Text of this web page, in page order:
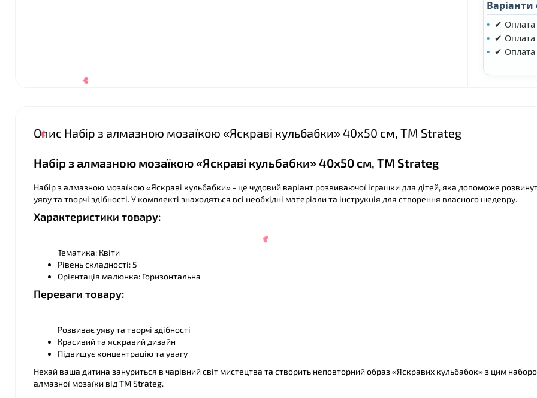
✔ Оплата
✔ Оплата
✔ Оплата
Опис Набір з алмазною мозаїкою «Яскраві кульбабки» 40х50 см, ТМ Strateg
Набір з алмазною мозаїкою «Яскраві кульбабки» 40х50 см, ТМ Strateg
Набір з алмазною мозаїкою «Яскраві кульбабки» - це чудовий варіант розвиваючої іграшки для дітей, яка допоможе
уяву та творчі здібності. У комплекті знаходяться всі необхідні матеріали та інструкція для створення власного шедевру.
Характеристики товару:
Тематика: Квіти
Рівень складності: 5
Орієнтація малюнка: Горизонтальна
Переваги товару:
Розвиває уяву та творчі здібності
Красивий та яскравий дизайн
Підвищує концентрацію та увагу
Нехай ваша дитина зануриться в чарівний світ мистецтва та створить неповторний образ «Яскравих кульбабок» з цим
алмазної мозаїки від ТМ Strateg.
❤ ❤